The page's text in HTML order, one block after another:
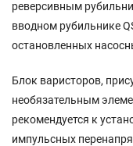
реверсивным
вводном рубильнике
остановленных
Блок варисторов,
необязательным
рекомендуется к
импульсных